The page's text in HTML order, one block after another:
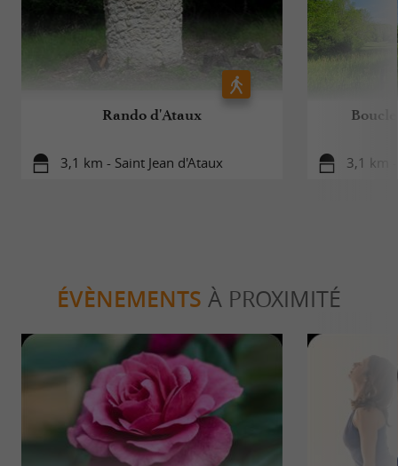
Rando d'Ataux
3,1 km - Saint Jean d'Ataux 3,1 km
ÉVÈNEMENTS À PROXIMITÉ